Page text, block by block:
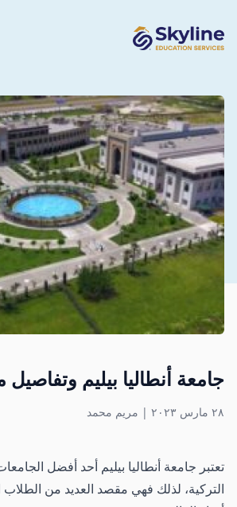
جامعة أنطاليا بيليم وتفاصيل
٢٨ مارس ٢٠٢٣ | مريم محمد
تعتبر جامعة أنطاليا بيليم أحد أفضل
التركية، لذلك فهي مقصد العديد من